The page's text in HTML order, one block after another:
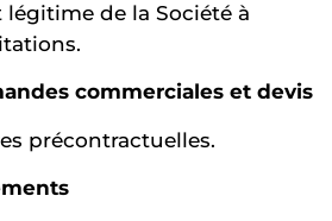
légitime de la Société à
commerciales et devis
précontractuelles.